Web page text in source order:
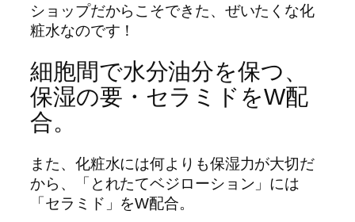
ショップだからこそできた、ぜいたくな化
粧水なのです！
細胞間で水分油分を保つ、
保湿の要・セラミドをW配
合。
また、化粧水には何よりも保湿力が大切だ
から、「とれたてベジローション」には
「セラミド」をW配合。